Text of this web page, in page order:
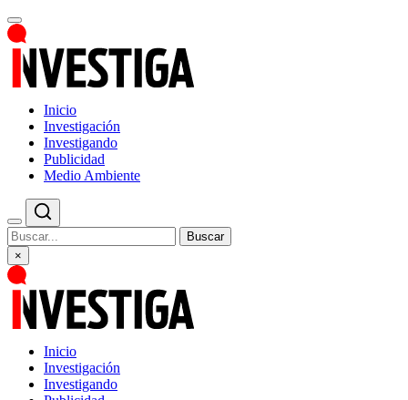
Inicio
Investigación
Investigando
Publicidad
Medio Ambiente
Buscar
×
Inicio
Investigación
Investigando